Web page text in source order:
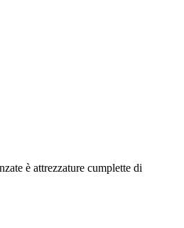
è attrezzature cumplette di